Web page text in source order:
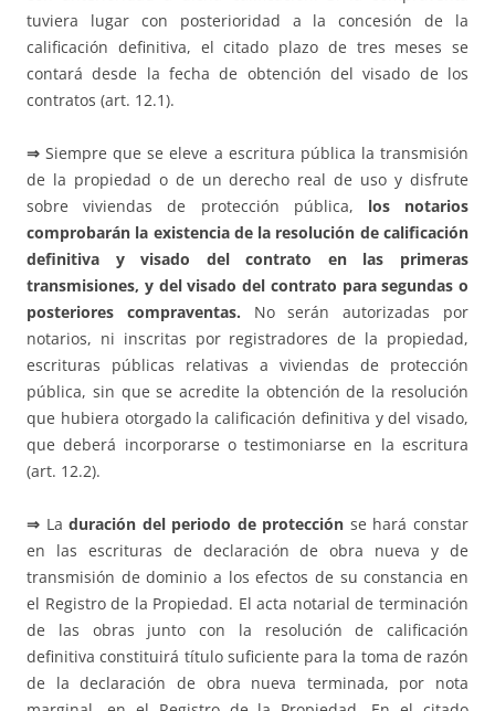
tuviera lugar con posterioridad a la concesión de la
calificación definitiva, el citado plazo de tres meses se
contará desde la fecha de obtención del visado de los
contratos (art. 12.1).
⇒ Siempre que se eleve a escritura pública la transmisión
de la propiedad o de un derecho real de uso y disfrute
sobre viviendas de protección pública, los notarios
comprobarán la existencia de la resolución de calificación
definitiva y visado del contrato en las primeras
transmisiones, y del visado del contrato para segundas o
posteriores compraventas. No serán autorizadas por
notarios, ni inscritas por registradores de la propiedad,
escrituras públicas relativas a viviendas de protección
pública, sin que se acredite la obtención de la resolución
que hubiera otorgado la calificación definitiva y del visado,
que deberá incorporarse o testimoniarse en la escritura
(art. 12.2).
⇒ Laduración del periodo de protección se hará constar
en las escrituras de declaración de obra nueva y de
transmisión de dominio a los efectos de su constancia en
el Registro de la Propiedad. El acta notarial de terminación
de las obras junto con la resolución de calificación
definitiva constituirá título suficiente para la toma de razón
de la declaración de obra nueva terminada, por nota